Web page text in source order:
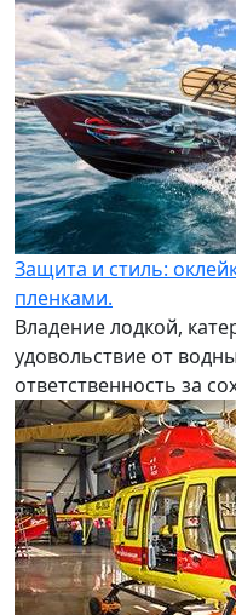
Защита и стиль:
пленками.
Владение лодкой,
удовольствие от
ответственность за